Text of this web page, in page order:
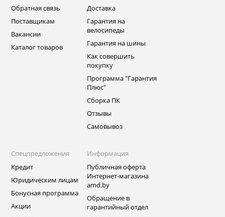
Обратная связь
Поставщикам
Вакансии
Каталог товаров
Доставка
Гарантия на
велосипеды
Гарантия на шины
Как совершить
покупку
Программа "Гарантия
Плюс"
Сборка ПК
Отзывы
Самовывоз
Спецпредложения
Кредит
Юридическим лицам
Бонусная программа
Акции
Информация
Публичная оферта
Интернет-магазина
amd.by
Обращение в
гарантийный отдел